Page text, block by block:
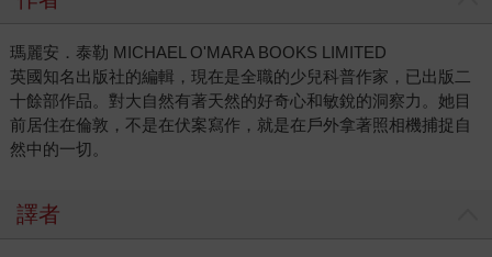
瑪麗安．泰勒 MICHAEL O'MARA BOOKS LIMITED
英國知名出版社的編輯，現在是全職的少兒科普作家，已出版二
十餘部作品。對大自然有著天然的好奇心和敏銳的洞察力。她目
前居住在倫敦，不是在伏案寫作，就是在戶外拿著照相機捕捉自
然中的一切。
譯者